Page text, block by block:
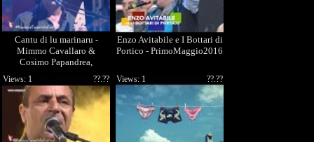
Cantu di lu marinaru -
Mimmo Cavallaro &
Cosimo Papandrea,
TaranProject (KTF2011 -
23/08/2011)
Enzo Avitabile e I Bottari di
Portico - PrimoMaggio2016
??.??
Views: 1 ??.??
Views: 1